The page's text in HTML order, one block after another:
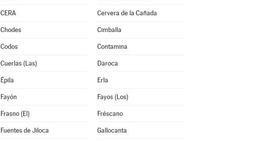
CERA Cervera de la Cañada
Chodes Cimballa
Codos Contamina
Cuerlas (Las) Daroca
Épila Erla
Fayón Fayos (Los)
Frasno (El) Fréscano
Fuentes de Jiloca Gallocanta